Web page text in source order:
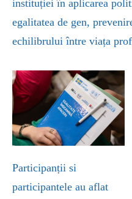
instituției în aplicarea
egalitatea de gen,
echilibrului între viața
Participanții si
participantele au aflat